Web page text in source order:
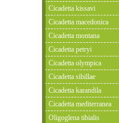
Cicadetta kissavi
Cicadetta macedonica
Cicadetta montana
Cicadetta petryi
Cicadetta olympica
Cicadetta sibillae
Cicadetta karandila
Cicadetta mediterranea
Oligoglena tibialis